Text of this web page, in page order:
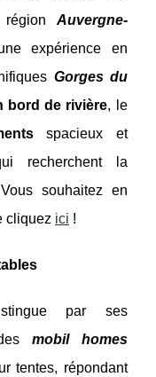
Auvergne-
expérience en
Gorges du
bord de rivière, le
spacieux et
recherchent la
souhaitez en
cliquez ici !
par ses
mobil homes
tentes, répondant